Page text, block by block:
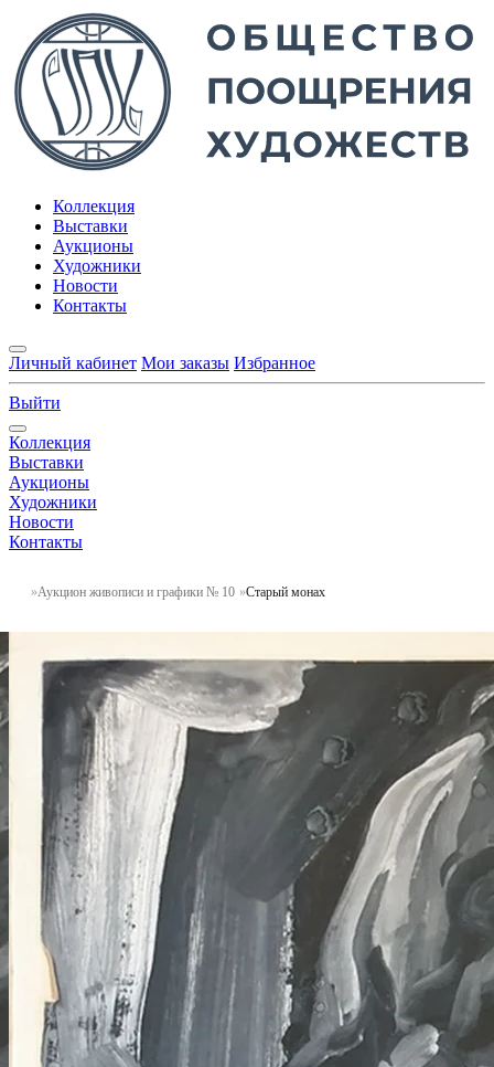
Коллекция
Выставки
Аукционы
Художники
Новости
Контакты
Личный кабинет Мои заказы Избранное
Выйти
Коллекция
Выставки
Аукционы
Художники
Новости
Контакты
Аукцион живописи и графики № 10 Старый монах